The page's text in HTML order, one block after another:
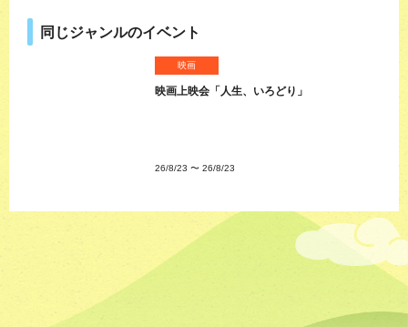
同じジャンルのイベント
映画
映画上映会「人生、いろどり」
26/8/23 〜 26/8/23